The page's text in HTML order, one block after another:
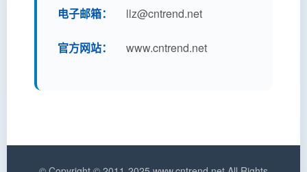
电子邮箱： llz@cntrend.net
官方网站： www.cntrend.net